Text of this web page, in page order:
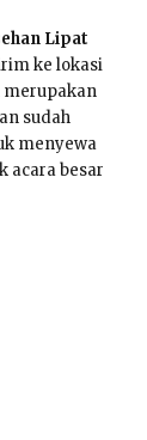
Lipat
ke lokasi
merupakan
sudah
menyewa
acara besar